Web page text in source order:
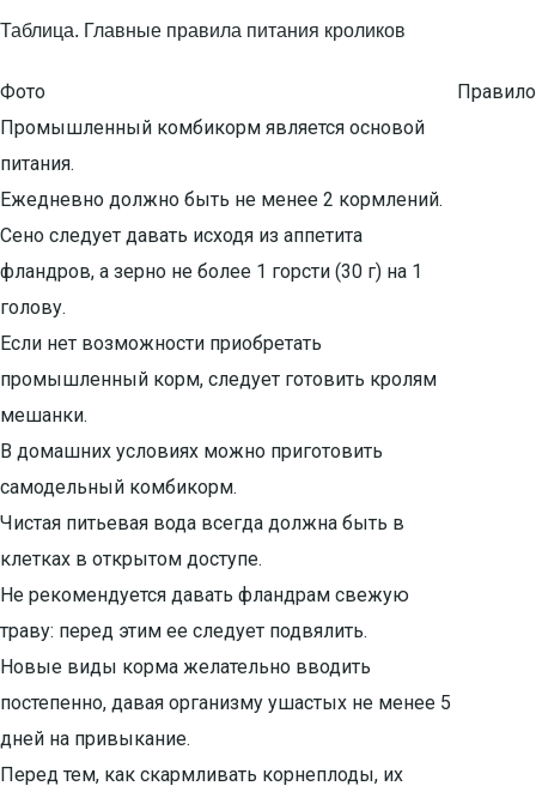
Таблица. Главные правила питания кроликов
Фото
Правило
Промышленный комбикорм является основой
питания.
Ежедневно должно быть не менее 2 кормлений.
Сено следует давать исходя из аппетита
фландров, а зерно не более 1 горсти (30 г) на 1
голову.
Если нет возможности приобретать
промышленный корм, следует готовить кролям
мешанки.
В домашних условиях можно приготовить
самодельный комбикорм.
Чистая питьевая вода всегда должна быть в
клетках в открытом доступе.
Не рекомендуется давать фландрам свежую
траву: перед этим ее следует подвялить.
Новые виды корма желательно вводить
постепенно, давая организму ушастых не менее 5
дней на привыкание.
Перед тем, как скармливать корнеплоды, их